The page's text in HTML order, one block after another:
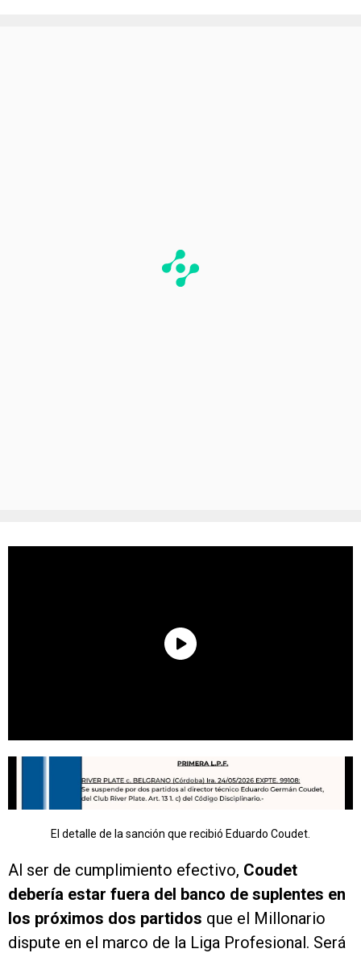
El detalle de la sanción que recibió Eduardo Coudet.
Al ser de cumplimiento efectivo, Coudet
debería estar fuera del banco de suplentes en
los próximos dos partidos que el Millonario
dispute en el marco de la Liga Profesional. Será